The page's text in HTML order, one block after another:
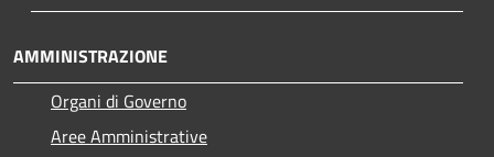
AMMINISTRAZIONE
Organi di Governo
Aree Amministrative